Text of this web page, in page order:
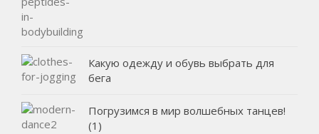
Какую одежду и обувь выбрать для
бега
Погрузимся в мир волшебных танцев!
(1)